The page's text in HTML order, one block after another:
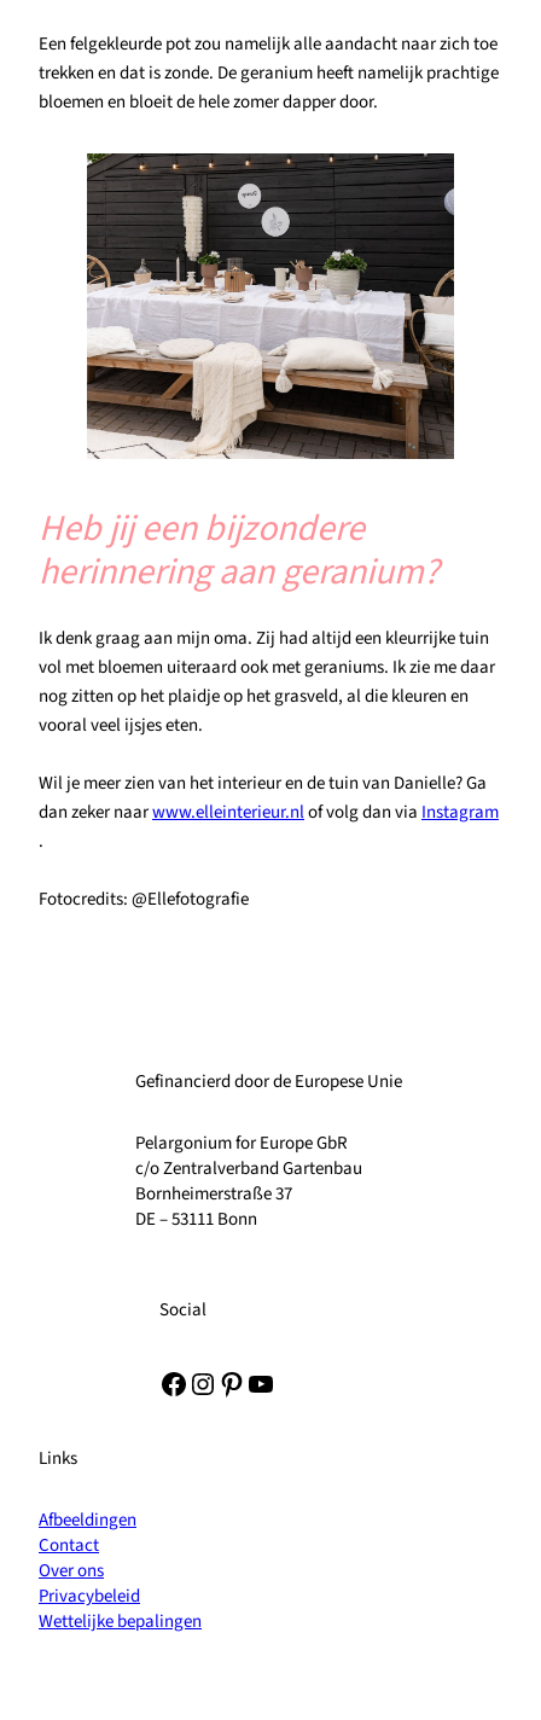
Een felgekleurde pot zou namelijk alle aandacht naar zich toe
trekken en dat is zonde. De geranium heeft namelijk prachtige
bloemen en bloeit de hele zomer dapper door.
Heb jij een bijzondere
herinnering aan geranium?
Ik denk graag aan mijn oma. Zij had altijd een kleurrijke tuin
vol met bloemen uiteraard ook met geraniums. Ik zie me daar
nog zitten op het plaidje op het grasveld, al die kleuren en
vooral veel ijsjes eten.
Wil je meer zien van het interieur en de tuin van Danielle? Ga
dan zeker naarwww.elleinterieur.nlof volg dan via Instagram
.
Fotocredits: @Ellefotografie
Gefinancierd door de Europese Unie
Pelargonium for Europe GbR
c/o Zentralverband Gartenbau
Bornheimerstraße 37
DE – 53111 Bonn
Social
Facebook
Instagram
Pinterest
YouTube
Links
Afbeeldingen
Contact
Over ons
Privacybeleid
Wettelijke bepalingen